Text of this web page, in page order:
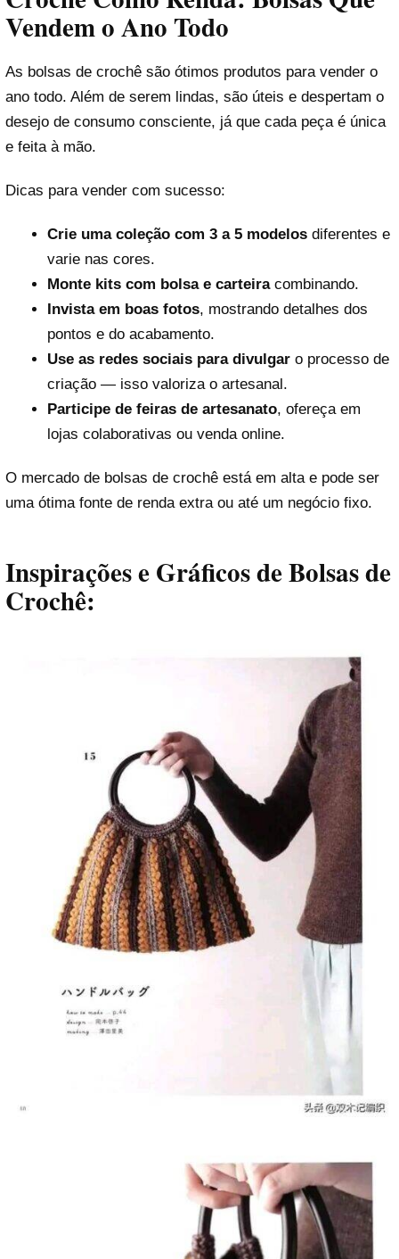
Vendem o Ano Todo
As bolsas de crochê são ótimos produtos para vender o
ano todo. Além de serem lindas, são úteis e despertam o
desejo de consumo consciente, já que cada peça é única
e feita à mão.
Dicas para vender com sucesso:
Crie uma coleção com 3 a 5 modelosdiferentes e
varie nas cores.
Monte kits com bolsa e carteiracombinando.
Invista em boas fotos, mostrando detalhes dos
pontos e do acabamento.
Use as redes sociais para divulgaro processo de
criação — isso valoriza o artesanal.
Participe de feiras de artesanato, ofereça em
lojas colaborativas ou venda online.
O mercado de bolsas de crochê está em alta e pode ser
uma ótima fonte de renda extra ou até um negócio fixo.
Inspirações e Gráficos de Bolsas de
Crochê: